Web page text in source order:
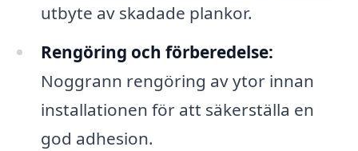
utbyte av skadade plankor.
Rengöring och förberedelse:
Noggrann rengöring av ytor innan
installationen för att säkerställa en
god adhesion.